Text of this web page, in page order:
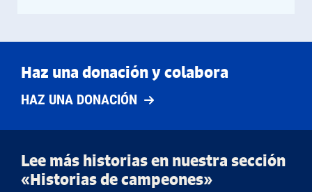
Haz una donación y colabora
HAZ UNA DONACIÓN
Lee más historias en nuestra sección
«Historias de campeones»